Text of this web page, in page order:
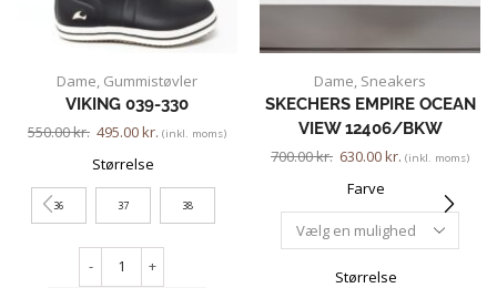
Dame Gummistøvler
VIKING 039-330
550.00kr. 495.00kr. (inkl. moms)
Størrelse
36 37 38
- +
Dame Sneakers
SKECHERS EMPIRE OCEAN
VIEW 12406/BKW
700.00kr. 630.00kr. (inkl. moms)
Farve
Størrelse